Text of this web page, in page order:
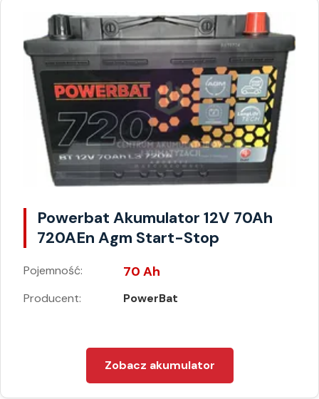
Powerbat Akumulator 12V 70Ah
720AEn Agm Start-Stop
Pojemność: 70 Ah
Producent: PowerBat
Zobacz akumulator